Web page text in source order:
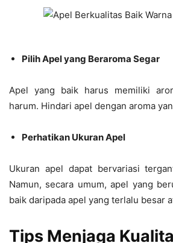
Pilih Apel yang Beraroma Segar
Apel yang baik harus memiliki
harum. Hindari apel dengan aroma
Perhatikan Ukuran Apel
Ukuran apel dapat bervariasi
Namun, secara umum, apel yang
baik daripada apel yang terlalu besar
Tips Menjaga